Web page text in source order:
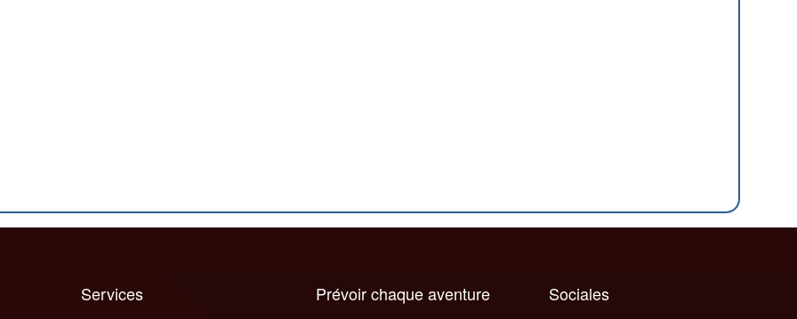
Services Sociales
Prévoir chaque aventure